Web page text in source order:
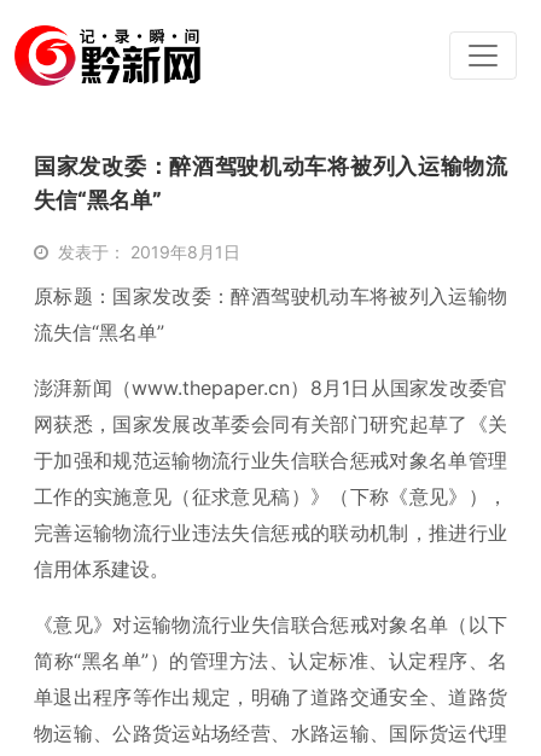
国家发改委：醉酒驾驶机动车将被列入运输物流
失信“黑名单”
发表于： 2019年8月1日
原标题：国家发改委：醉酒驾驶机动车将被列入运输物
流失信“黑名单”
澎湃新闻（www.thepaper.cn）8月1日从国家发改委官
网获悉，国家发展改革委会同有关部门研究起草了《关
于加强和规范运输物流行业失信联合惩戒对象名单管理
工作的实施意见（征求意见稿）》（下称《意见》），
完善运输物流行业违法失信惩戒的联动机制，推进行业
信用体系建设。
《意见》对运输物流行业失信联合惩戒对象名单（以下
简称“黑名单”）的管理方法、认定标准、认定程序、名
单退出程序等作出规定，明确了道路交通安全、道路货
物运输、公路货运站场经营、水路运输、国际货运代理